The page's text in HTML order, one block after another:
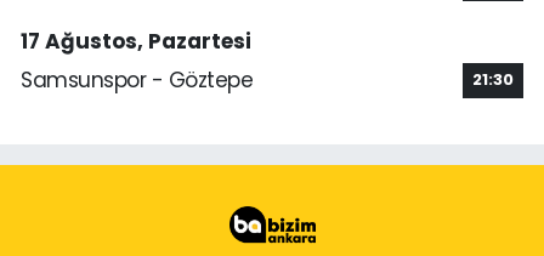
17 Ağustos, Pazartesi
Samsunspor - Göztepe
21:30